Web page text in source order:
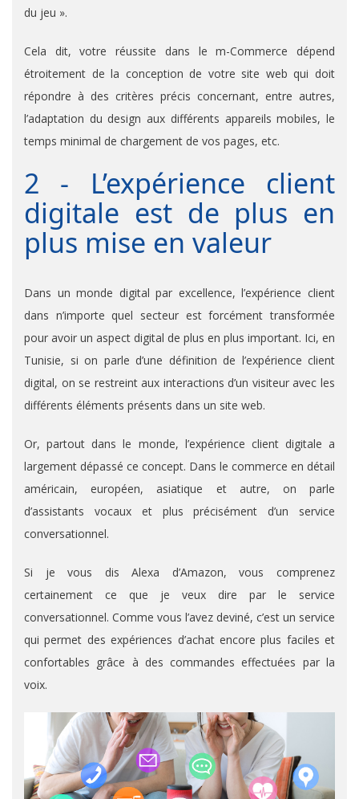
du jeu ».
Cela dit, votre réussite dans le m-Commerce dépend
étroitement de la conception de votre site web qui doit
répondre à des critères précis concernant, entre autres,
l’adaptation du design aux différents appareils mobiles, le
temps minimal de chargement de vos pages, etc.
2 - L’expérience client
digitale est de plus en
plus mise en valeur
Dans un monde digital par excellence, l’expérience client
dans n’importe quel secteur est forcément transformée
pour avoir un aspect digital de plus en plus important. Ici, en
Tunisie, si on parle d’une définition de l’expérience client
digital, on se restreint aux interactions d’un visiteur avec les
différents éléments présents dans un site web.
Or, partout dans le monde, l’expérience client digitale a
largement dépassé ce concept. Dans le commerce en détail
américain, européen, asiatique et autre, on parle
d’assistants vocaux et plus précisément d’un service
conversationnel.
Si je vous dis Alexa d’Amazon, vous comprenez
certainement ce que je veux dire par le service
conversationnel. Comme vous l’avez deviné, c’est un service
qui permet des expériences d’achat encore plus faciles et
confortables grâce à des commandes effectuées par la
voix.